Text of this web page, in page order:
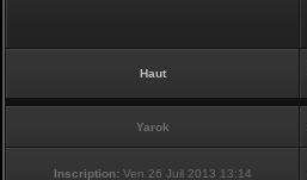
Haut
Yarok
Inscription: Ven 26 Juil 2013 13:14